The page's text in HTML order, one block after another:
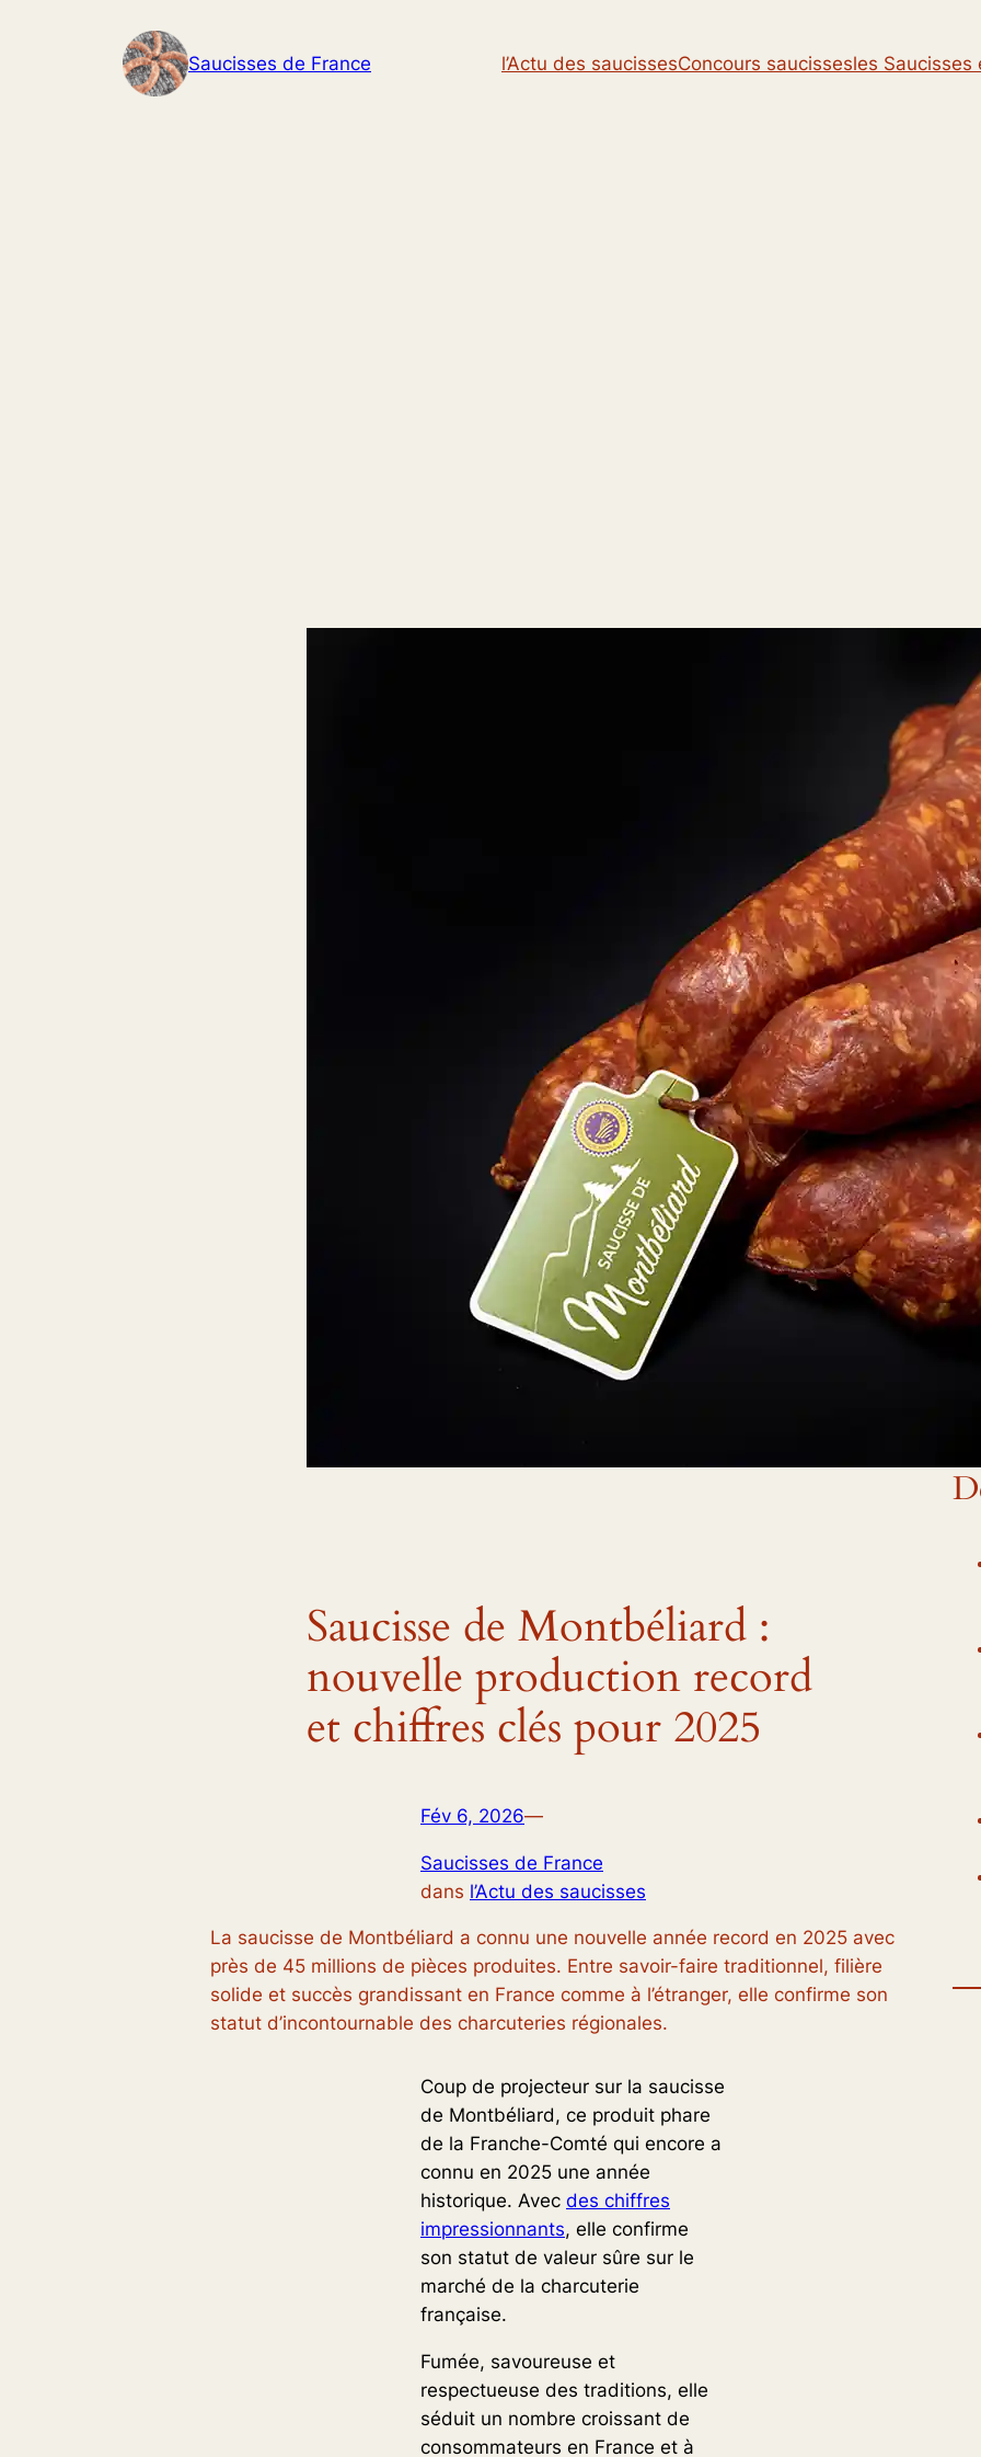
Saucisses de France l’Actu des saucissesConcours saucissesles Saucisses
Saucisse de Montbéliard :
nouvelle production record
et chiffres clés pour 2025
Fév 6, 2026—
Saucisses de France
dans l’Actu des saucisses
La saucisse de Montbéliard a connu une nouvelle année record en 2025 avec
près de 45 millions de pièces produites. Entre savoir-faire traditionnel, filière
solide et succès grandissant en France comme à l’étranger, elle confirme son
statut d’incontournable des charcuteries régionales.
Coup de projecteur sur la saucisse
de Montbéliard, ce produit phare
de la Franche-Comté qui encore a
connu en 2025 une année
historique. Avec des chiffres
impressionnants, elle confirme
son statut de valeur sûre sur le
marché de la charcuterie
française.
Fumée, savoureuse et
respectueuse des traditions, elle
séduit un nombre croissant de
consommateurs en France et à